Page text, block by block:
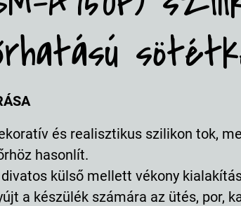
és realisztikus szilikon tok,
hasonlít.
külső mellett vékony
a készülék számára az ütés, por,